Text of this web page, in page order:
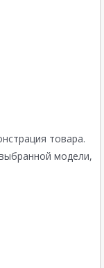
товара.
модели,